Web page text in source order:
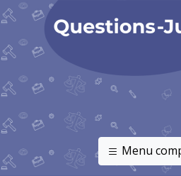
Menu